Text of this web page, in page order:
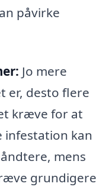
påvirke
Jo mere
er, desto flere
kræve for at
infestation kan
mens
grundigere